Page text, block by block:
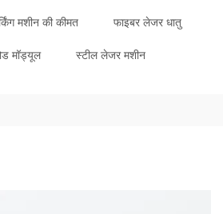
मशीन की कीमत फाइबर लेजर धातु
मॉड्यूल स्टील लेजर मशीन